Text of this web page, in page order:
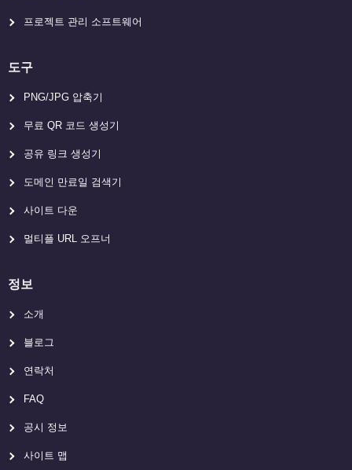
프로젝트 관리 소프트웨어
도구
PNG/JPG 압축기
무료 QR 코드 생성기
공유 링크 생성기
도메인 만료일 검색기
사이트 다운
멀티플 URL 오프너
정보
소개
블로그
연락처
FAQ
공시 정보
사이트 맵